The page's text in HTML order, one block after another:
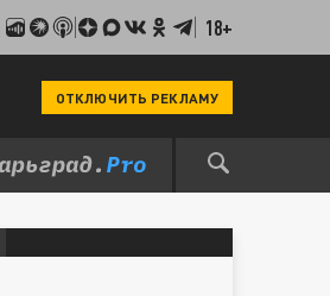
18+
ОТКЛЮЧИТЬ РЕКЛАМУ